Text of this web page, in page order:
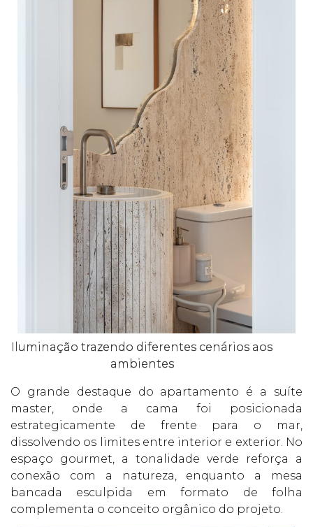
Iluminação trazendo diferentes cenários aos
ambientes
O grande destaque do apartamento é a suíte
master, onde a cama foi posicionada
estrategicamente de frente para o mar,
dissolvendo os limites entre interior e exterior. No
espaço gourmet, a tonalidade verde reforça a
conexão com a natureza, enquanto a mesa
bancada esculpida em formato de folha
complementa o conceito orgânico do projeto.